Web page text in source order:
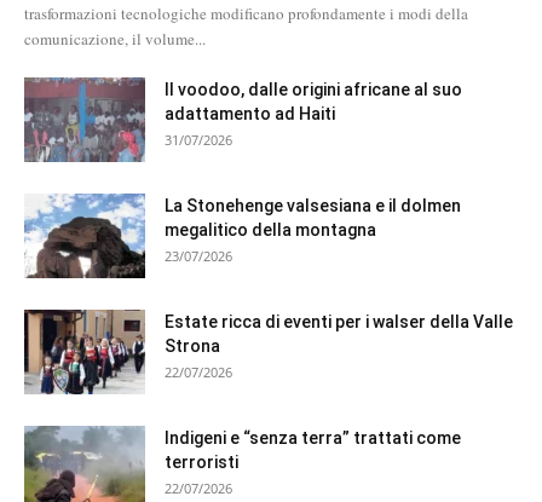
trasformazioni tecnologiche modificano profondamente i modi della
comunicazione, il volume...
Il voodoo, dalle origini africane al suo
adattamento ad Haiti
31/07/2026
La Stonehenge valsesiana e il dolmen
megalitico della montagna
23/07/2026
Estate ricca di eventi per i walser della Valle
Strona
22/07/2026
Indigeni e “senza terra” trattati come
terroristi
22/07/2026